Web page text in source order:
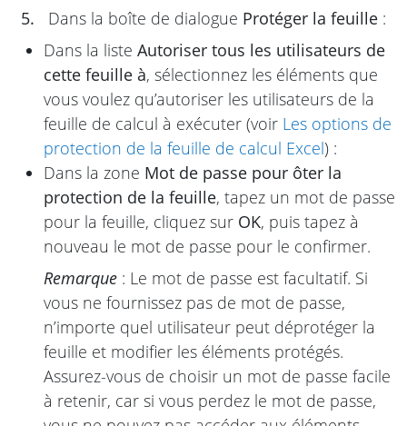
5. Dans la boîte de dialogue Protéger la feuille :
Dans la liste Autoriser tous les utilisateurs de
cette feuille à, sélectionnez les éléments que
vous voulez qu’autoriser les utilisateurs de la
feuille de calcul à exécuter (voir Les options de
protection de la feuille de calcul Excel) :
Dans la zone Mot de passe pour ôter la
protection de la feuille, tapez un mot de passe
pour la feuille, cliquez sur OK, puis tapez à
nouveau le mot de passe pour le confirmer.
Remarque : Le mot de passe est facultatif. Si
vous ne fournissez pas de mot de passe,
n’importe quel utilisateur peut déprotéger la
feuille et modifier les éléments protégés.
Assurez-vous de choisir un mot de passe facile
à retenir, car si vous perdez le mot de passe,